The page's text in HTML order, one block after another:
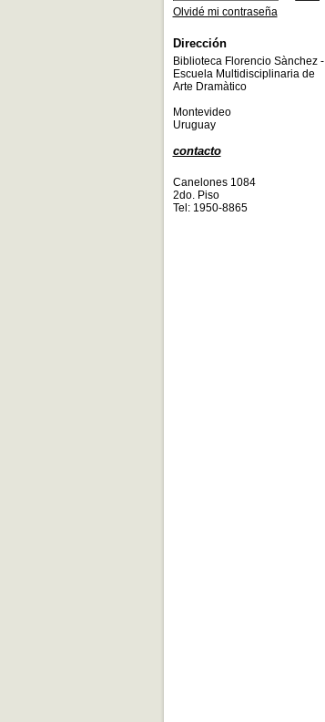
Olvidé mi contraseña
Dirección
Biblioteca Florencio Sànchez -
Escuela Multidisciplinaria de
Arte Dramàtico
Montevideo
Uruguay
contacto
Canelones 1084
2do. Piso
Tel: 1950-8865